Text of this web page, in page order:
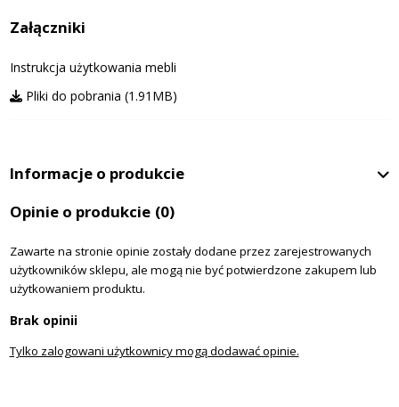
Załączniki
Instrukcja użytkowania mebli
Pliki do pobrania (1.91MB)
Informacje o produkcie
Opinie o produkcie (0)
Zawarte na stronie opinie zostały dodane przez zarejestrowanych
użytkowników sklepu, ale mogą nie być potwierdzone zakupem lub
użytkowaniem produktu.
Brak opinii
Tylko zalogowani użytkownicy mogą dodawać opinie.